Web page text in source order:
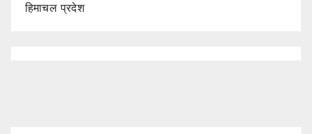
हिमाचल प्रदेश